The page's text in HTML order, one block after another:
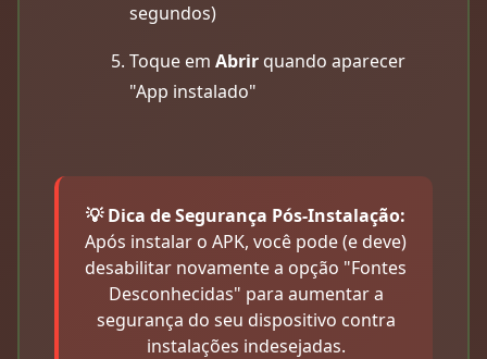
segundos)
Toque emAbrir quando aparecer
"App instalado"
💡 Dica de Segurança Pós-Instalação:
Após instalar o APK, você pode (e deve)
desabilitar novamente a opção "Fontes
Desconhecidas" para aumentar a
segurança do seu dispositivo contra
instalações indesejadas.